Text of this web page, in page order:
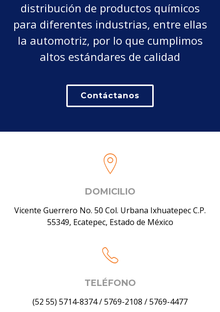
distribución de productos químicos
para diferentes industrias, entre ellas
la automotriz, por lo que cumplimos
altos estándares de calidad
Contáctanos
DOMICILIO
Vicente Guerrero No. 50 Col. Urbana Ixhuatepec C.P.
55349, Ecatepec, Estado de México
TELÉFONO
(52 55) 5714-8374/5769-2108 /5769-4477